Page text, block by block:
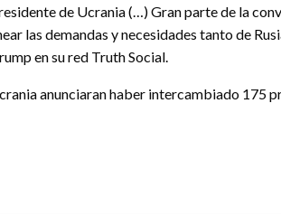
de Ucrania (…) Gran parte de la
las demandas y necesidades tanto de
en su red Truth Social.
anunciaran haber intercambiado 175